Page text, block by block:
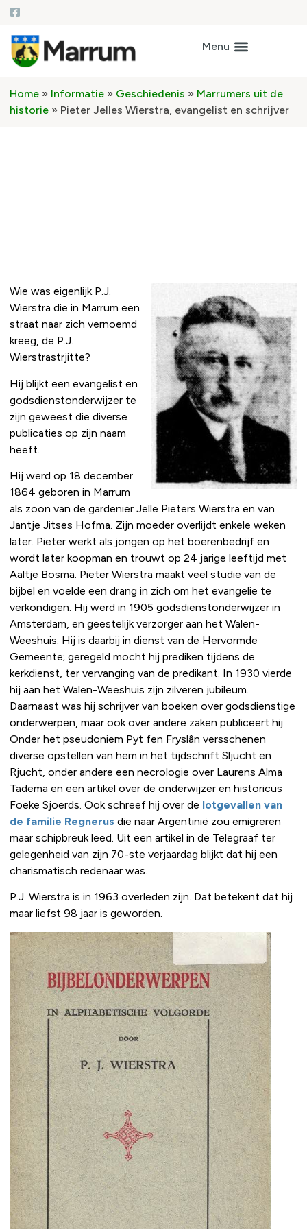
Home » Informatie » Geschiedenis » Marrumers uit de
historie » Pieter Jelles Wierstra, evangelist en schrijver
Wie was eigenlijk P.J.
Wierstra die in Marrum een
straat naar zich vernoemd
kreeg, de P.J.
Wierstrastrjitte?
Hij blijkt een evangelist en
godsdienstonderwijzer te
zijn geweest die diverse
publicaties op zijn naam
heeft.
Hij werd op 18 december
1864 geboren in Marrum
als zoon van de gardenier Jelle Pieters Wierstra en van
Jantje Jitses Hofma. Zijn moeder overlijdt enkele weken
later. Pieter werkt als jongen op het boerenbedrijf en
wordt later koopman en trouwt op 24 jarige leeftijd met
Aaltje Bosma. Pieter Wierstra maakt veel studie van de
bijbel en voelde een drang in zich om het evangelie te
verkondigen. Hij werd in 1905 godsdienstonderwijzer in
Amsterdam, en geestelijk verzorger aan het Walen-
Weeshuis. Hij is daarbij in dienst van de Hervormde
Gemeente; geregeld mocht hij prediken tijdens de
kerkdienst, ter vervanging van de predikant. In 1930 vierde
hij aan het Walen-Weeshuis zijn zilveren jubileum.
Daarnaast was hij schrijver van boeken over godsdienstige
onderwerpen, maar ook over andere zaken publiceert hij.
Onder het pseudoniem Pyt fen Fryslân versschenen
diverse opstellen van hem in het tijdschrift Sljucht en
Rjucht, onder andere een necrologie over Laurens Alma
Tadema en een artikel over de onderwijzer en historicus
Foeke Sjoerds. Ook schreef hij over de lotgevallen van
de familie Regnerus die naar Argentinië zou emigreren
maar schipbreuk leed. Uit een artikel in de Telegraaf ter
gelegenheid van zijn 70-ste verjaardag blijkt dat hij een
charismatisch redenaar was.
P.J. Wierstra is in 1963 overleden zijn. Dat betekent dat hij
maar liefst 98 jaar is geworden.